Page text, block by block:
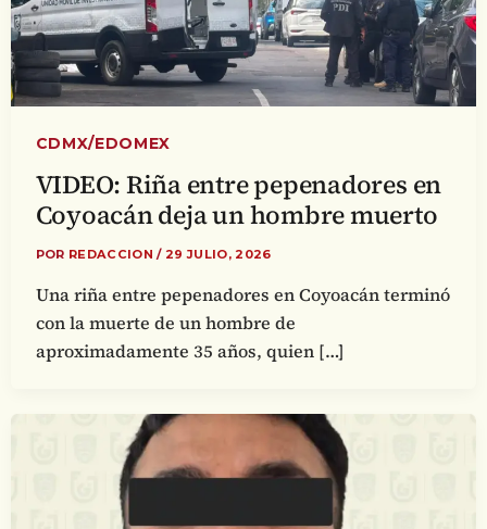
CDMX/EDOMEX
VIDEO: Riña entre pepenadores en
Coyoacán deja un hombre muerto
POR REDACCION/ 29 JULIO, 2026
Una riña entre pepenadores en Coyoacán terminó
con la muerte de un hombre de
aproximadamente 35 años, quien […]